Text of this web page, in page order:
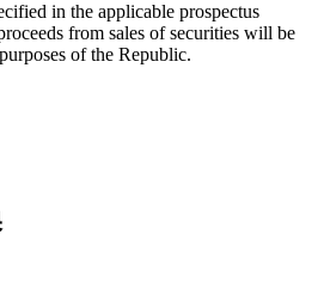
in the applicable prospectus
from sales of securities will be
of the Republic.